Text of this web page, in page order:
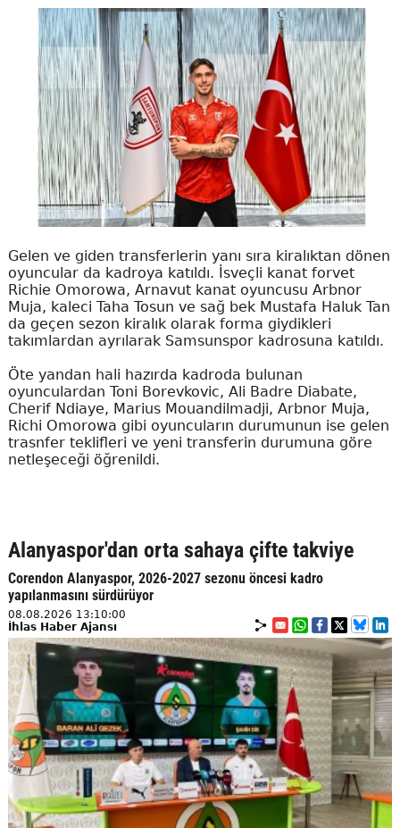
Gelen ve giden transferlerin yanı sıra kiralıktan dönen
oyuncular da kadroya katıldı. İsveçli kanat forvet
Richie Omorowa, Arnavut kanat oyuncusu Arbnor
Muja, kaleci Taha Tosun ve sağ bek Mustafa Haluk Tan
da geçen sezon kiralık olarak forma giydikleri
takımlardan ayrılarak Samsunspor kadrosuna katıldı.
Öte yandan hali hazırda kadroda bulunan
oyunculardan Toni Borevkovic, Ali Badre Diabate,
Cherif Ndiaye, Marius Mouandilmadji, Arbnor Muja,
Richi Omorowa gibi oyuncuların durumunun ise gelen
trasnfer teklifleri ve yeni transferin durumuna göre
netleşeceği öğrenildi.
Alanyaspor'dan orta sahaya çifte takviye
Corendon Alanyaspor, 2026-2027 sezonu öncesi kadro
yapılanmasını sürdürüyor
08.08.2026 13:10:00
İhlas Haber Ajansı